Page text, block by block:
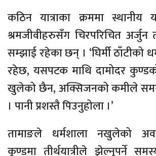
कठिन यात्राका क्रममा स्थानीय
श्रमजीवीहरुसँग चिरपरिचित अर्जुन
सम्झाई रहेका छन् । ‘घिर्मी ठाँटीको
रहेछ, यसपटक माथि दामोदर
खुलेको छैन, अक्सिजनको कमीले
। पानी प्रशस्तै पिउनुहोला ।’
तामाङले धर्मशाला नखुलेको
कुण्डमा तीर्थयात्रीले झेल्नुपर्ने